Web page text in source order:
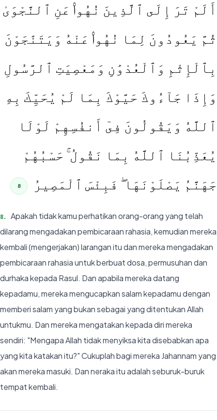
أَلَمْ تَرَ إِلَى ٱلَّذِينَ نُهُوا۟ عَنِ ٱلنَّجْوَىٰ
ثُمَّ يَعُودُونَ لِمَا نُهُوا۟ عَنْهُ وَيَتَنَٰجَوْنَ
بِٱلْإِثْمِ وَٱلْعُدْوَٰنِ وَمَعْصِيَتِ ٱلرَّسُولِ
وَإِذَا جَآءُوكَ حَيَّوْكَ بِمَا لَمْ يُحَيِّكَ بِهِ
ٱللَّهُ وَيَقُولُونَ فِىٓ أَنفُسِهِمْ لَوْلَا
يُعَذِّبُنَا ٱللَّهُ بِمَا نَقُولُ ۚ حَسْبُهُمْ
جَهَنَّمُ يَصْلَوْنَهَا ۖ فَبِئْسَ ٱلْمَصِيرُ
8
8.
Apakah tidak kamu perhatikan orang-orang yang telah
dilarang mengadakan pembicaraan rahasia, kemudian mereka
kembali (mengerjakan) larangan itu dan mereka mengadakan
pembicaraan rahasia untuk berbuat dosa, permusuhan dan
durhaka kepada Rasul. Dan apabila mereka datang
kepadamu, mereka mengucapkan salam kepadamu dengan
memberi salam yang bukan sebagai yang ditentukan Allah
untukmu. Dan mereka mengatakan kepada diri mereka
sendiri: "Mengapa Allah tidak menyiksa kita disebabkan apa
yang kita katakan itu?" Cukuplah bagi mereka Jahannam yang
akan mereka masuki. Dan neraka itu adalah seburuk-buruk
tempat kembali.